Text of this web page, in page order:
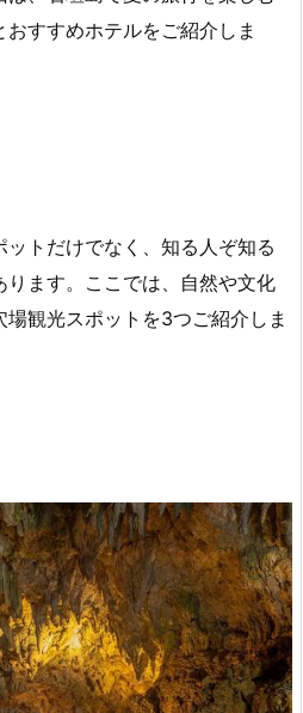
すすめホテルをご紹介しま
トだけでなく、知る人ぞ知る
ます。ここでは、自然や文化
観光スポットを3つご紹介しま